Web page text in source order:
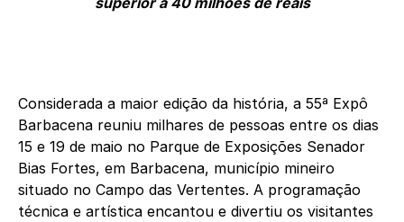
Considerada a maior edição da história, a 55ª Expô
Barbacena reuniu milhares de pessoas entre os dias
15 e 19 de maio no Parque de Exposições Senador
Bias Fortes, em Barbacena, município mineiro
situado no Campo das Vertentes. A programação
técnica e artística encantou e divertiu os visitantes